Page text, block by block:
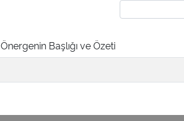
Önergenin Başlığı ve Özeti